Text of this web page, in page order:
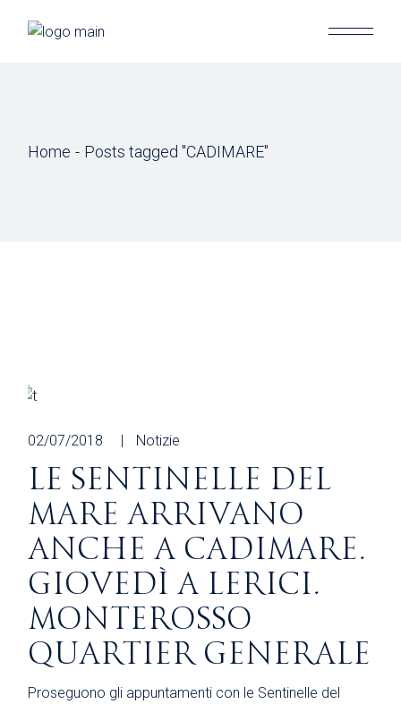
Home Posts tagged "CADIMARE"
02/07/2018 Notizie
LE SENTINELLE DEL
MARE ARRIVANO
ANCHE A CADIMARE.
GIOVEDÌ A LERICI.
MONTEROSSO
QUARTIER GENERALE
Proseguono gli appuntamenti con le Sentinelle del